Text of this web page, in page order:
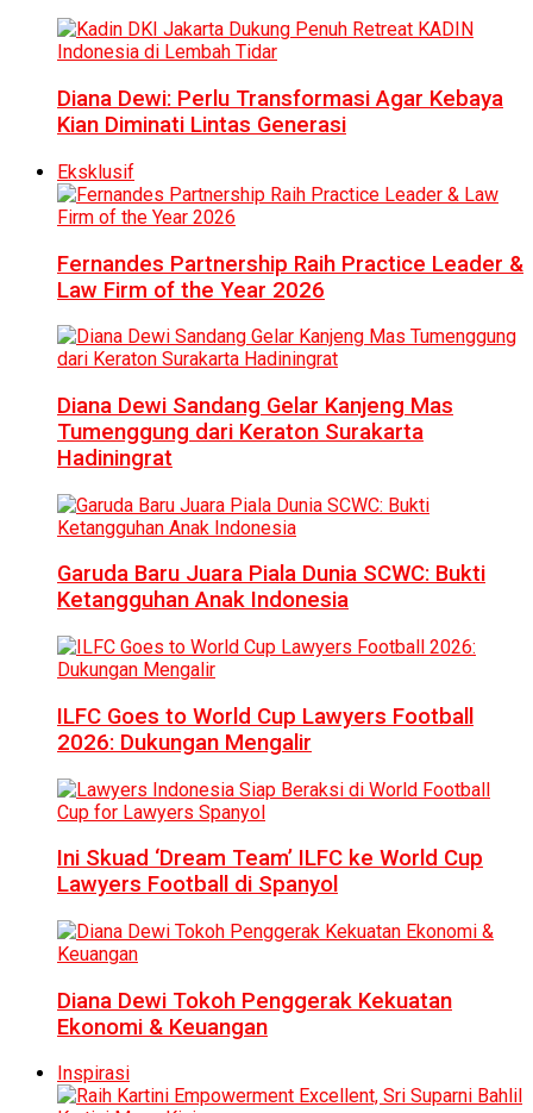
Diana Dewi: Perlu Transformasi Agar Kebaya
Kian Diminati Lintas Generasi
Eksklusif
Fernandes Partnership Raih Practice Leader &
Law Firm of the Year 2026
Diana Dewi Sandang Gelar Kanjeng Mas
Tumenggung dari Keraton Surakarta
Hadiningrat
Garuda Baru Juara Piala Dunia SCWC: Bukti
Ketangguhan Anak Indonesia
ILFC Goes to World Cup Lawyers Football
2026: Dukungan Mengalir
Ini Skuad ‘Dream Team’ ILFC ke World Cup
Lawyers Football di Spanyol
Diana Dewi Tokoh Penggerak Kekuatan
Ekonomi & Keuangan
Inspirasi